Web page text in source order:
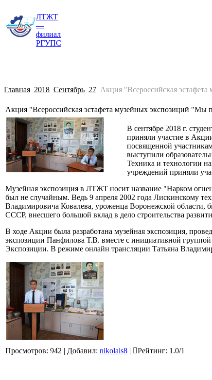
ЛТЖТ
—
филиал
РГУПС
Главная 2018 Сентябрь 27 Акция "Всероссийская
Акция "Всероссийская эстафета музейных экспозиций
В сентябре 2018 г.
приняли участие в
посвященной
выступили
Техника и технологии
учреждений приняли
Музейная экспозиция в ЛТЖТ носит название "Нарком
был не случайным. Ведь 9 апреля 2002 года Лискинскому
Владимировича Ковалева, уроженца Воронежской
СССР, внесшего большой вклад в дело строительства
В ходе Акции была разработана музейная экспозиция,
экспозиции Панфилова Т.В. вместе с инициативной
Экспозиции. В режиме онлайн трансляции Татьяна
Просмотров: 942 | Добавил: nikolais8 | Рейтинг: 1.0/1